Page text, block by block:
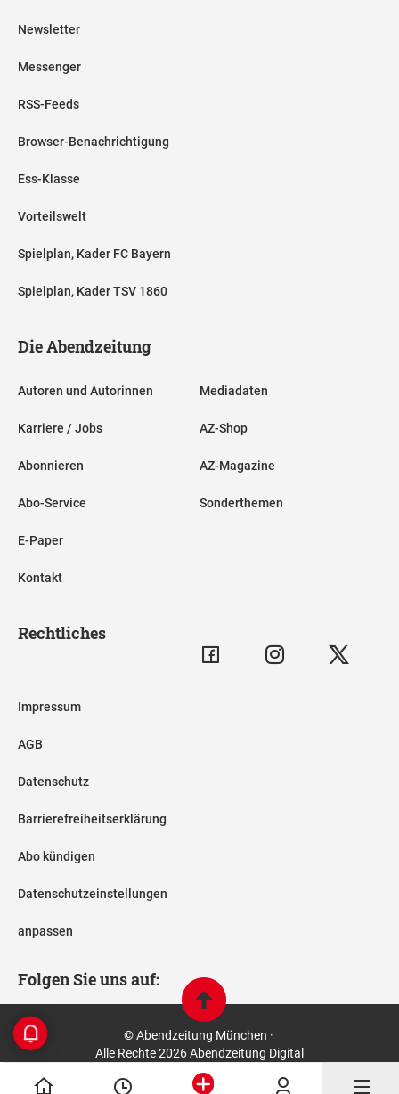
Newsletter
Messenger
RSS-Feeds
Browser-Benachrichtigung
Ess-Klasse
Vorteilswelt
Spielplan, Kader FC Bayern
Spielplan, Kader TSV 1860
Die Abendzeitung
Autoren und Autorinnen
Karriere / Jobs
Abonnieren
Abo-Service
E-Paper
Kontakt
Mediadaten
AZ-Shop
AZ-Magazine
Sonderthemen
Rechtliches
Impressum
AGB
Datenschutz
Barrierefreiheitserklärung
Abo kündigen
Datenschutzeinstellungen
anpassen
Folgen Sie uns auf:
© Abendzeitung München ·
Alle Rechte 2026 Abendzeitung Digital